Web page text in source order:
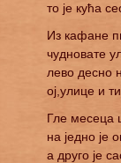
то је кућа
Из кафане
чудновате
лево десно
ој,улице и
Гле месеца
на једно је
а друго је